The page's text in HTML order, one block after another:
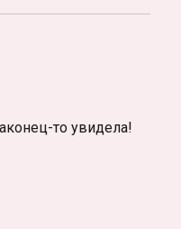
то увидела!